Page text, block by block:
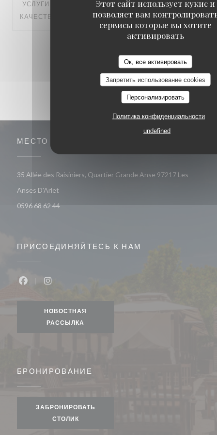
Этот сайт использует кукис и
позволяет вам
сервисы которые вы хотите
активировать
Ок, все активировать
Запретить использование cookies
Персонализировать
Политика конфиденциальности
undefined
УСЛУГИ АТМОСФЕРА: 4/5 МЕНЮ: 5/5 ЦЕНА /
КАЧЕСТВО
МЕСТО
35 Allée des Raisiniers, Quartier Grande Anse 97217 Les
Anses D'Arlet
0596 68 62 44
ПРИСОЕДИНЯЙТЕСЬ К НАМ
НОВОСТНАЯ
РАССЫЛКА
БРОНИРОВАНИЕ
ЗАБРОНИРОВАТЬ
СТОЛИК